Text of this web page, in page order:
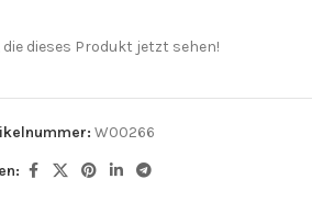
die dieses Produkt jetzt sehen!
W00266